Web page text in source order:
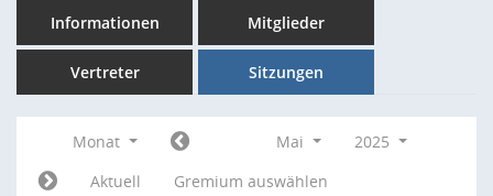
Informationen Mitglieder
Vertreter Sitzungen
Monat Mai
2025
Aktuell
Gremium auswählen